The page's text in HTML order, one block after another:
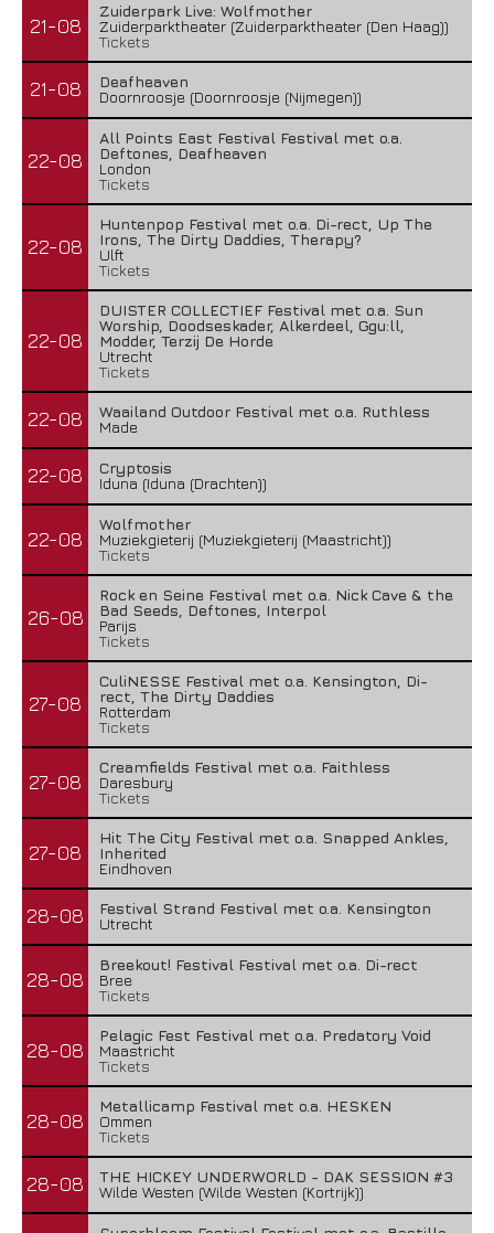
21-08
Zuiderpark Live: Wolfmother
Zuiderparktheater (Zuiderparktheater (Den Haag))
Tickets
21-08
Deafheaven
Doornroosje (Doornroosje (Nijmegen))
22-08
All Points East Festival Festival met o.a.
Deftones, Deafheaven
London
Tickets
22-08
Huntenpop Festival met o.a. Di-rect, Up The
Irons, The Dirty Daddies, Therapy?
Ulft
Tickets
22-08
DUISTER COLLECTIEF Festival met o.a. Sun
Worship, Doodseskader, Alkerdeel, Ggu:ll,
Modder, Terzij De Horde
Utrecht
Tickets
22-08
Waailand Outdoor Festival met o.a. Ruthless
Made
22-08
Cryptosis
Iduna (Iduna (Drachten))
22-08
Wolfmother
Muziekgieterij (Muziekgieterij (Maastricht))
Tickets
26-08
Rock en Seine Festival met o.a. Nick Cave & the
Bad Seeds, Deftones, Interpol
Parijs
Tickets
27-08
CuliNESSE Festival met o.a. Kensington, Di-
rect, The Dirty Daddies
Rotterdam
Tickets
27-08
Creamfields Festival met o.a. Faithless
Daresbury
Tickets
27-08
Hit The City Festival met o.a. Snapped Ankles,
Inherited
Eindhoven
28-08
Festival Strand Festival met o.a. Kensington
Utrecht
28-08
Breekout! Festival Festival met o.a. Di-rect
Bree
Tickets
28-08
Pelagic Fest Festival met o.a. Predatory Void
Maastricht
Tickets
28-08
Metallicamp Festival met o.a. HESKEN
Ommen
Tickets
28-08
THE HICKEY UNDERWORLD - DAK SESSION #3
Wilde Westen (Wilde Westen (Kortrijk))